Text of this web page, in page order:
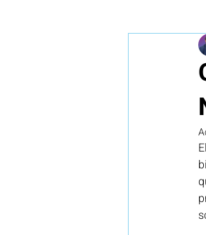
Bioética
IA